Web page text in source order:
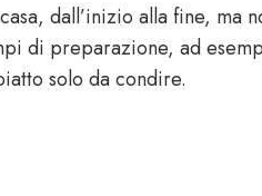
dall’inizio alla fine, ma
di preparazione, ad
solo da condire.